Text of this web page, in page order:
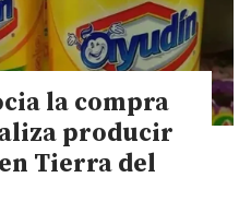
la compra
producir
Tierra del